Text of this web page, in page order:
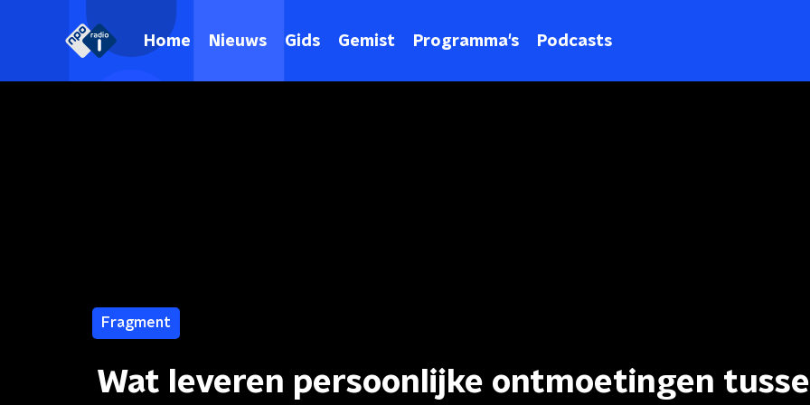
Home Nieuws Gids Gemist Programma's Podcasts
Fragment
Wat leveren persoonlijke ontmoetingen